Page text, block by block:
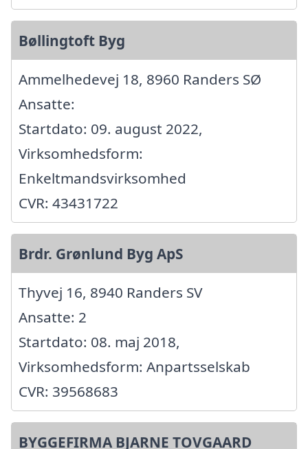
Bøllingtoft Byg
Ammelhedevej 18, 8960 Randers SØ
Ansatte:
Startdato: 09. august 2022,
Virksomhedsform:
Enkeltmandsvirksomhed
CVR: 43431722
Brdr. Grønlund Byg ApS
Thyvej 16, 8940 Randers SV
Ansatte: 2
Startdato: 08. maj 2018,
Virksomhedsform: Anpartsselskab
CVR: 39568683
BYGGEFIRMA BJARNE TOVGAARD